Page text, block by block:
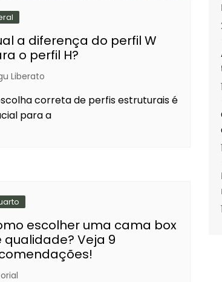
a diferença do perfil W
o perfil H?
Liberato
correta de perfis estruturais é
para a
escolher uma cama box
qualidade? Veja 9